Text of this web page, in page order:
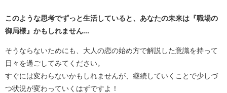
このような思考でずっと生活していると、あなたの未来は『職場の
御局様』かもしれません...
そうならないためにも、大人の恋の始め方で解説した意識を持って
日々を過ごしてみてください。
すぐには変わらないかもしれませんが、継続していくことで少しづ
つ状況が変わっていくはずですよ！